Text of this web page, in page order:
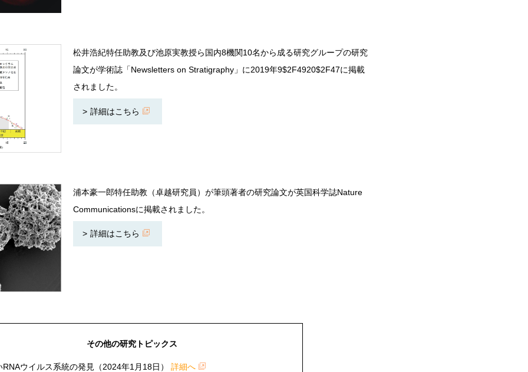
松井浩紀特任助教及び池原実教授ら国内8機関10名から成る研究グループの研究
論文が学術誌「Newsletters on Stratigraphy」に2019年9$2F4920$2F47に掲載
されました。
詳細はこちら
浦本豪一郎特任助教（卓越研究員）が筆頭著者の研究論文が英国科学誌Nature
Communicationsに掲載されました。
詳細はこちら
その他の研究トピックス
RNAウイルス系統の発見（2024年1月18日） 詳細へ